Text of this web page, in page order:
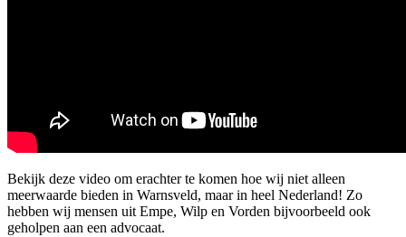
Bekijk deze video om erachter te komen hoe wij niet alleen
meerwaarde bieden in Warnsveld, maar in heel Nederland! Zo
hebben wij mensen uit Empe, Wilp en Vorden bijvoorbeeld ook
geholpen aan een advocaat.